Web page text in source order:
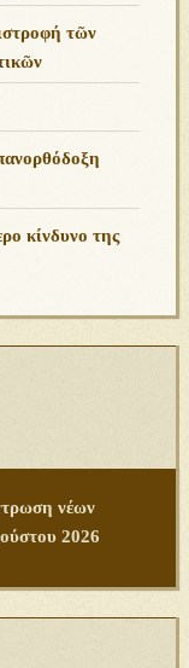
τῶν
κίνδυνο της
νέων
2026